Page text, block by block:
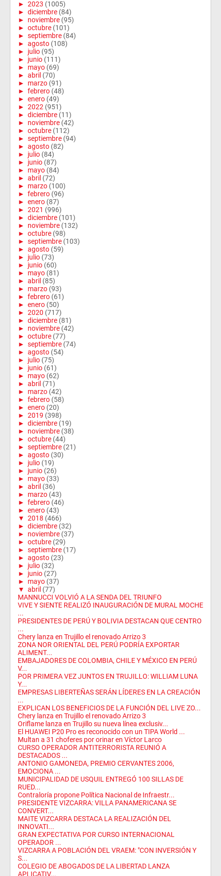
► 2023 (1005)
► diciembre (84)
► noviembre (95)
► octubre (101)
► septiembre (84)
► agosto (108)
► julio (95)
► junio (111)
► mayo (69)
► abril (70)
► marzo (91)
► febrero (48)
► enero (49)
► 2022 (951)
► diciembre (11)
► noviembre (42)
► octubre (112)
► septiembre (94)
► agosto (82)
► julio (84)
► junio (87)
► mayo (84)
► abril (72)
► marzo (100)
► febrero (96)
► enero (87)
► 2021 (996)
► diciembre (101)
► noviembre (132)
► octubre (98)
► septiembre (103)
► agosto (59)
► julio (73)
► junio (60)
► mayo (81)
► abril (85)
► marzo (93)
► febrero (61)
► enero (50)
► 2020 (717)
► diciembre (81)
► noviembre (42)
► octubre (77)
► septiembre (74)
► agosto (54)
► julio (75)
► junio (61)
► mayo (62)
► abril (71)
► marzo (42)
► febrero (58)
► enero (20)
► 2019 (398)
► diciembre (19)
► noviembre (38)
► octubre (44)
► septiembre (21)
► agosto (30)
► julio (19)
► junio (26)
► mayo (33)
► abril (36)
► marzo (43)
► febrero (46)
► enero (43)
▼ 2018 (466)
► diciembre (32)
► noviembre (37)
► octubre (29)
► septiembre (17)
► agosto (23)
► julio (32)
► junio (27)
► mayo (37)
▼ abril (77)
MANNUCCI VOLVIÓ A LA SENDA DEL TRIUNFO
VIVE Y SIENTE REALIZÓ INAUGURACIÓN DE MURAL MOCHE
...
PRESIDENTES DE PERÚ Y BOLIVIA DESTACAN QUE CENTRO
...
Chery lanza en Trujillo el renovado Arrizo 3
ZONA NOR ORIENTAL DEL PERÚ PODRÍA EXPORTAR
ALIMENT...
EMBAJADORES DE COLOMBIA, CHILE Y MÉXICO EN PERÚ
V...
POR PRIMERA VEZ JUNTOS EN TRUJILLO: WILLIAM LUNA
Y...
EMPRESAS LIBERTEÑAS SERÁN LÍDERES EN LA CREACIÓN
...
EXPLICAN LOS BENEFICIOS DE LA FUNCIÓN DEL LIVE ZO...
Chery lanza en Trujillo el renovado Arrizo 3
Oriflame lanza en Trujillo su nueva línea exclusiv...
El HUAWEI P20 Pro es reconocido con un TIPA World ...
Multan a 31 choferes por orinar en Víctor Larco
CURSO OPERADOR ANTITERRORISTA REUNIÓ A
DESTACADOS ...
ANTONIO GAMONEDA, PREMIO CERVANTES 2006,
EMOCIONA ...
MUNICIPALIDAD DE USQUIL ENTREGÓ 100 SILLAS DE
RUED...
Contraloría propone Política Nacional de Infraestr...
PRESIDENTE VIZCARRA: VILLA PANAMERICANA SE
CONVERT...
MAITE VIZCARRA DESTACA LA REALIZACIÓN DEL
INNOVATI...
GRAN EXPECTATIVA POR CURSO INTERNACIONAL
OPERADOR ...
VIZCARRA A POBLACIÓN DEL VRAEM: "CON INVERSIÓN Y
S...
COLEGIO DE ABOGADOS DE LA LIBERTAD LANZA
APLICATIV...